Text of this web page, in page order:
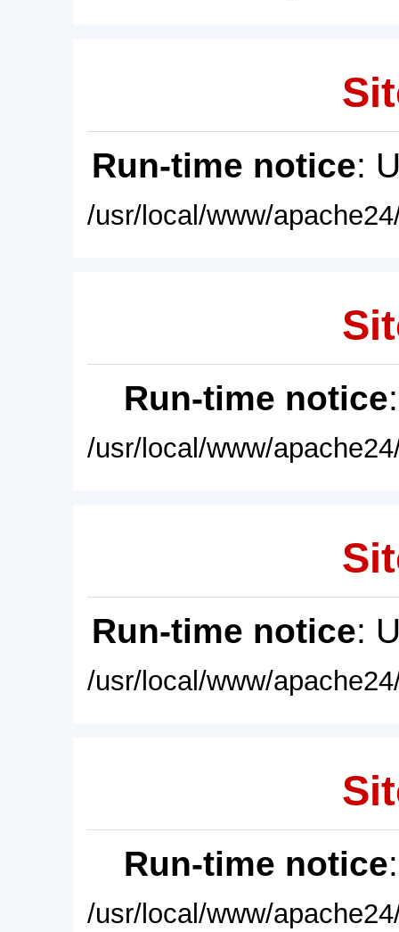
Run-time notice:
/usr/local/www/
Run-time notice
/usr/local/www/
Run-time notice:
/usr/local/www/
Run-time notice
/usr/local/www/